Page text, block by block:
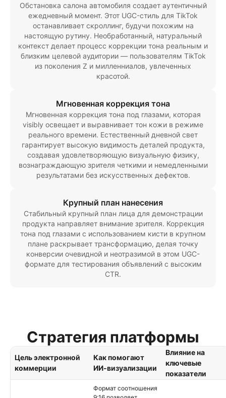
Обстановка салона автомобиля создает аутентичный
ежедневный момент. Этот UGC-стиль для TikTok
останавливает скроллинг, будучи похожим на
настоящую рутину. Необработанный, натуральный
контекст делает процесс коррекции тона реальным и
близким целевой аудитории — пользователям TikTok
из поколения Z и милленниалов, увлеченных
красотой.
Мгновенная коррекция тона
Мгновенная коррекция тона под глазами, которая
visibly освещает и выравнивает тон кожи в режиме
реального времени. Естественный дневной свет
гарантирует высокую видимость деталей продукта,
создавая удовлетворяющую визуальную физику,
вознаграждающую зрителя четкими и немедленными
результатами без искусственных дефектов.
Крупный план нанесения
Стабильный крупный план лица для демонстрации
продукта направляет внимание зрителя. Коррекция
тона под глазами с использованием кисти в крупном
плане раскрывает трансформацию, делая точку
конверсии очевидной и неотразимой в этом UGC-
формате для тестирования объявлений с высоким
CTR.
Стратегия платформы
Цель электронной
коммерции
Как помогают
ИИ-визуализации
Влияние на
ключевые
показатели
Формат соотношения